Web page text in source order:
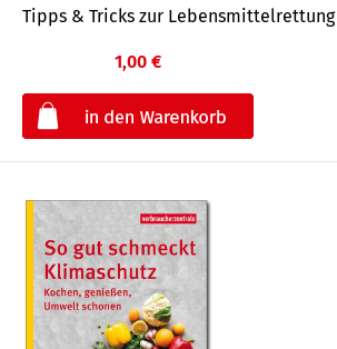
Tipps & Tricks zur Lebensmittelrettung
1,00 €